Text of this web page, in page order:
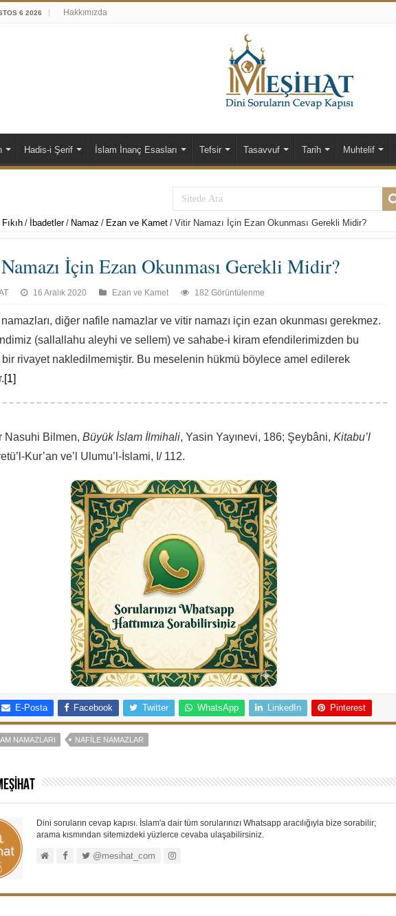
6 2026 Hakkımızda
Hadis-i Şerif İslam İnanç Esasları Tefsir Tasavvuf Tarih Muhtelif
Fıkıh / İbadetler / Namaz / Ezan ve Kamet / Vitir Namazı İçin Ezan Okunması Gerekli Midir?
İçin Ezan Okunması Gerekli Midir?
16 Aralık 2020 Ezan ve Kamet 182 Görüntülenme
diğer nafile namazlar ve vitir namazı için ezan okunması gerekmez.
(sallallahu aleyhi ve sellem) ve sahabe-i kiram efendilerimizden bu
bir rivayet nakledilmemiştir. Bu meselenin hükmü böylece amel edilerek
[1]
Nasuhi Bilmen, Büyük İslam İlmihali, Yasin Yayınevi, 186; Şeybâni, Kitabu’l
Kur’an ve’l Ulumu’l-İslami, I/ 112.
E-Posta Facebook Twitter WhatsApp LinkedIn Pinterest
NAMAZLARI NAFILE NAMAZLAR
Dini soruların cevap kapısı. İslam'a dair tüm sorularınızı Whatsapp aracılığıyla bize sorabilir;
arama kısmından sitemizdeki yüzlerce cevaba ulaşabilirsiniz.
@mesihat_com